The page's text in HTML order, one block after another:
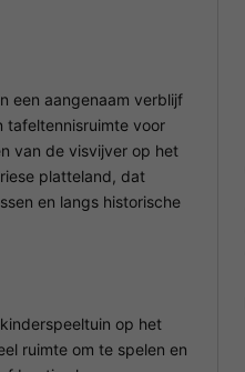
een aangenaam verblijf
tafeltennisruimte voor
van de visvijver op het
platteland, dat
en langs historische
op het
ruimte om te spelen en